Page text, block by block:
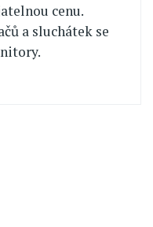
cenu.
a sluchátek se